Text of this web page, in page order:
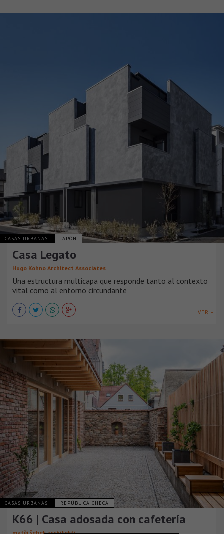
CASAS URBANAS JAPÓN
Casa Legato
Hugo Kohno Architect Associates
Una estructura multicapa que responde tanto al contexto
vital como al entorno circundante
VER +
CASAS URBANAS REPÚBLICA CHECA
K66 | Casa adosada con cafetería